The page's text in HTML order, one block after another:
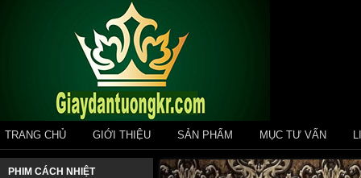
TRANG CHỦ GIỚI THIỆU SẢN PHẨM MỤC TƯ VẤN
PHIM CÁCH NHIỆT